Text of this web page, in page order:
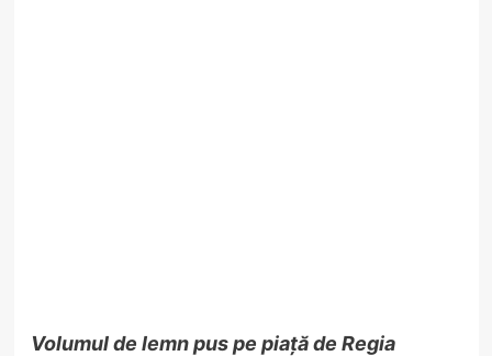
Volumul de lemn pus pe piață de Regia